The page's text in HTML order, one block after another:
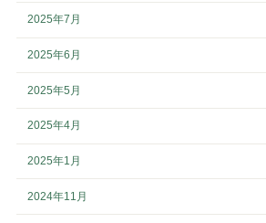
2025年7月
2025年6月
2025年5月
2025年4月
2025年1月
2024年11月